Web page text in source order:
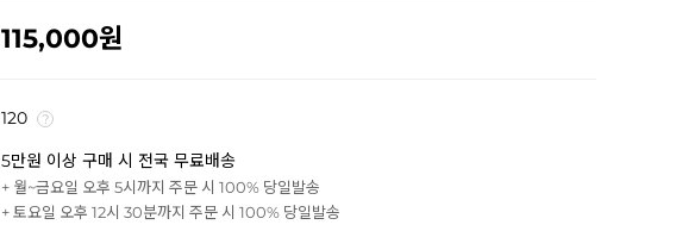
115,000
120
5만원 이상 구매 시 전국 무료배송
+ 월~금요일 오후 5시까지 주문 시 100% 당일발송
+ 토요일 오후 12시 30분까지 주문 시 100% 당일발송